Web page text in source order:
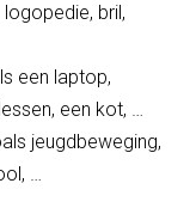
bril,
een laptop,
een kot, …
jeugdbeweging,
…